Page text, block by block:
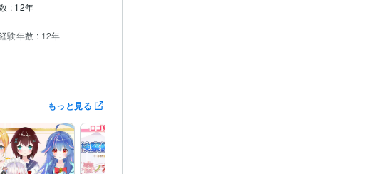
: 12年
験年数 : 12年
表情差分 モデリング
漫画
分
もっと見る